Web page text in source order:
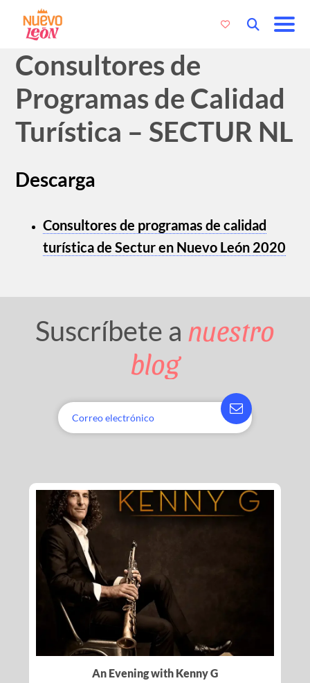
Consultores de
Programas de Calidad
Turística – SECTUR NL
Descarga
Consultores de programas de calidad
turística de Sectur en Nuevo León 2020
Suscríbete a nuestro
blog
An Evening with Kenny G